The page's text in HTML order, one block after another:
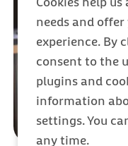
needs and
experience. By
consent to the
plugins and
information
settings. You
any time.